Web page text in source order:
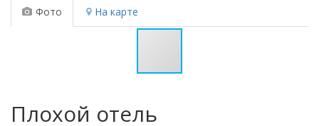
Фото На карте
Плохой отель